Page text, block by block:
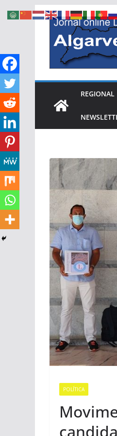
Skip
content
REGIONAL
POLÍTICA